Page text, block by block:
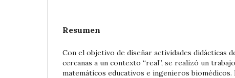
Resumen
Con el objetivo de diseñar actividades didácticas
cercanas a un contexto “real”, se realizó un
matemáticos educativos e ingenieros